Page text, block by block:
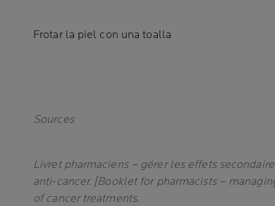
Frotar la piel con una toalla
Sources
Livret pharmaciens – gérer les effets
anti-cancer. [Booklet for pharmacists –
of cancer treatments.